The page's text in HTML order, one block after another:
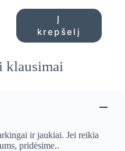
Į
krepšelį
klausimai
ir jaukiai. Jei reikia
pridėsime..